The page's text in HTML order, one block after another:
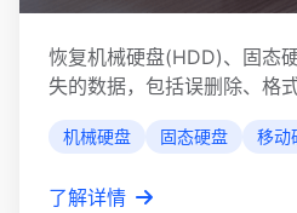
硬盘数据恢复
恢复机械硬盘(HDD)、固态
失的数据，包括误删除、格
机械硬盘 固态硬盘 移动
了解详情